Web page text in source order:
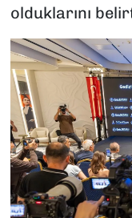
olduklarını